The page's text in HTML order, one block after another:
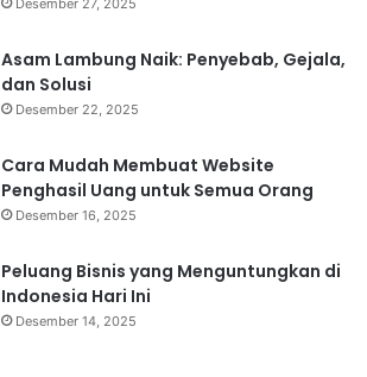
Desember 27, 2025
Asam Lambung Naik: Penyebab, Gejala,
dan Solusi
Desember 22, 2025
Cara Mudah Membuat Website
Penghasil Uang untuk Semua Orang
Desember 16, 2025
Peluang Bisnis yang Menguntungkan di
Indonesia Hari Ini
Desember 14, 2025